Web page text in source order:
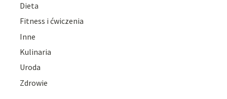
Dieta
Fitness i ćwiczenia
Inne
Kulinaria
Uroda
Zdrowie